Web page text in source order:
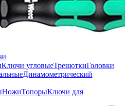
Ключи угловыеТрещоткиГоловки
Динамометрический
НожиТопорыКлючи для